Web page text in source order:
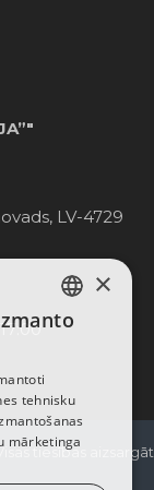
LV-4729
tiesības
LATVIAN
ENGLISH
×
tehnisku
mārketinga